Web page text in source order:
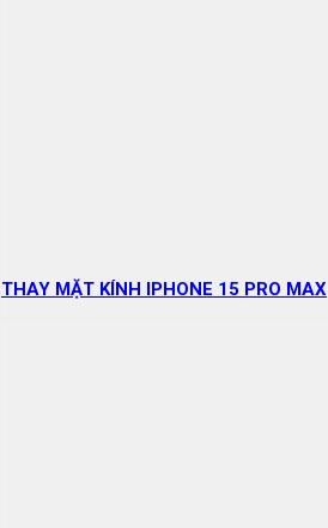
THAY MẶT KÍNH IPHONE 15 PRO MAX